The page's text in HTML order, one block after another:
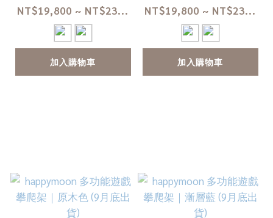
色 (10月底出貨)
NT$19,800 ~ NT$23...
加入購物車
月底出貨)
NT$19,800 ~ NT$23...
加入購物車